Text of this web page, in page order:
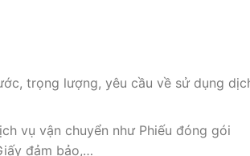
trọng lượng, yêu cầu về sử dụng
vụ vận chuyển như Phiếu đóng gói
đảm bảo,…